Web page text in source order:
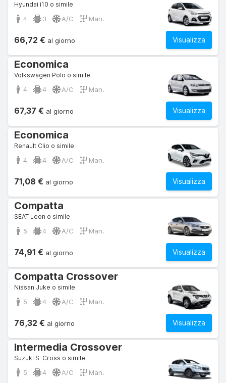
Hyundai i10 o simile
4 3 A/C Man.
Visualizza
66,72 € al giorno
Economica
Volkswagen Polo o simile
4 4 A/C Man.
Visualizza
67,37 € al giorno
Economica
Renault Clio o simile
4 4 A/C Man.
Visualizza
71,08 € al giorno
Compatta
SEAT Leon o simile
5 4 A/C Man.
Visualizza
74,91 € al giorno
Compatta Crossover
Nissan Juke o simile
5 4 A/C Man.
Visualizza
76,32 € al giorno
Intermedia Crossover
Suzuki S-Cross o simile
5 4 A/C Man.